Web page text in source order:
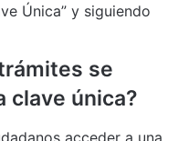
Única” y siguiendo
se
clave única?
acceder a una